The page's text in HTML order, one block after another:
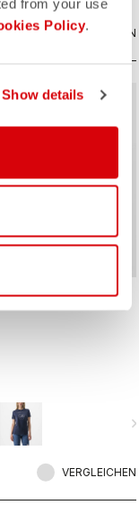
from your use
Policy.
Show details
VERGLEICHEN
VERGLEICHEN